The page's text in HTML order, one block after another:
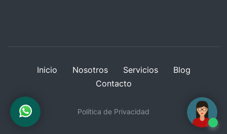
Inicio Nosotros Servicios
Blog
Contacto
Política de Privacidad